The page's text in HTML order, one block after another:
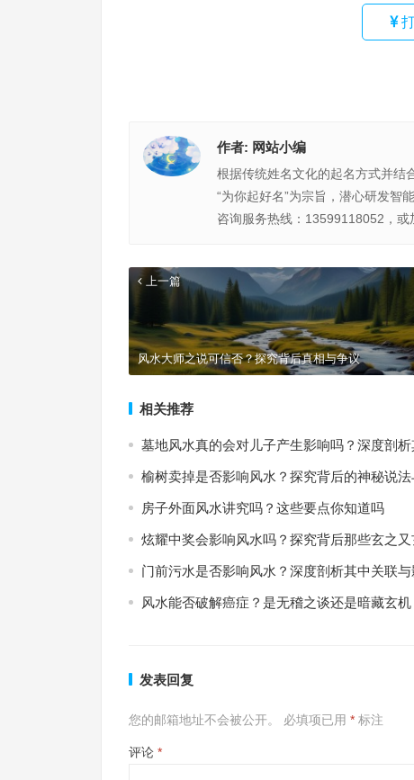
作者: 网站小编
根据传统姓名文化的起名方式并结
“为你起好名”为宗旨，潜心研发智
咨询服务热线：13599118052，或
上一篇
风水大师之说可信否？探究背后真相与争议
相关推荐
墓地风水真的会对儿子产生影响吗？深度剖
榆树卖掉是否影响风水？探究背后的神秘说法
房子外面风水讲究吗？这些要点你知道吗
炫耀中奖会影响风水吗？探究背后那些玄之
门前污水是否影响风水？深度剖析其中关联
风水能否破解癌症？是无稽之谈还是暗藏玄机
发表回复
您的邮箱地址不会被公开。 必填项已用 * 标注
评论 *